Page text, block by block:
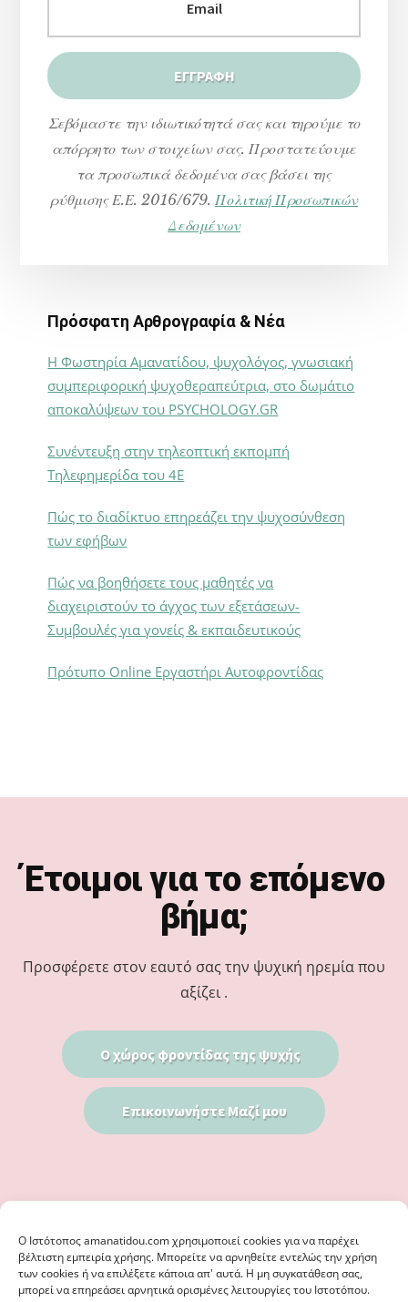
Ο Iστότοπος amanatidou.com χρησιμοποιεί cookies για να παρέχει
βέλτιστη εμπειρία χρήσης. Μπορείτε να αρνηθείτε εντελώς την χρήση
των cookies ή να επιλέξετε κάποια απ' αυτά. Η μη συγκατάθεση σας,
μπορεί να επηρεάσει αρνητικά ορισμένες λειτουργίες του Ιστοτόπου.
Σεβόμαστε την ιδιωτικότητά σας και τηρούμε το
απόρρητο των στοιχείων σας. Προστατεύουμε
τα προσωπικά δεδομένα σας βάσει της
ρύθμισης Ε.Ε. 2016/679. Πολιτική Προσωπικών
Δεδομένων
Πρόσφατη Αρθρογραφία & Νέα
Η Φωστηρία Αμανατίδου, ψυχολόγος, γνωσιακή
συμπεριφορική ψυχοθεραπεύτρια, στο δωμάτιο
αποκαλύψεων του PSYCHOLOGY.GR
Συνέντευξη στην τηλεοπτική εκπομπή
Τηλεφημερίδα του 4Ε
Πώς το διαδίκτυο επηρεάζει την ψυχοσύνθεση
των εφήβων
Πώς να βοηθήσετε τους μαθητές να
διαχειριστούν το άγχος των εξετάσεων-
Συμβουλές για γονείς & εκπαιδευτικούς
Πρότυπο Online Εργαστήρι Αυτοφροντίδας
Έτοιμοι για το επόμενο
βήμα;
Προσφέρετε στον εαυτό σας την ψυχική ηρεμία που
αξίζει .
Ο χώρος φροντίδας της ψυχής
Επικοινωνήστε Μαζί μου